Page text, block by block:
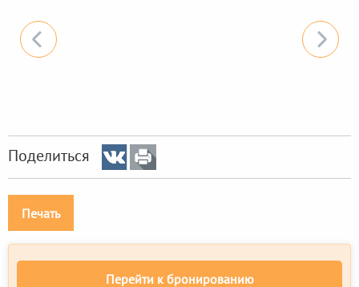
Поделиться
Печать
Перейти к бронированию